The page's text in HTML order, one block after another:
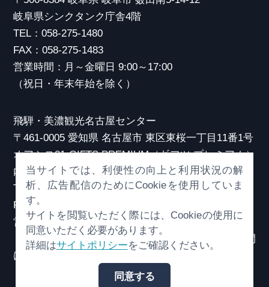
岐阜県シンクタンク庁舎4階
TEL：058-275-1480
FAX：058-275-1483
営業時間：月～金曜日 9:00～17:00
（祝日・年末年始を除く）
飛騨・美濃観光名古屋センター
〒461-0005 愛知県 名古屋市 東区東桜一丁目11番1号
オアシス21 GIFTS PREMIUM（ギフツ プレミアム）
内
TEL：052-253-6185
FAX：052-253-6186
営業時間：10:00～21:00
（原則、元日を除き年中無休）※観光相談対応時間
は18:30まで
当サイトでは、利便性の向上と利用状況の解
析、広告配信のためにCookieを使用していま
す。
サイトを閲覧いただく際には、Cookieの使用に
同意いただく必要があります。
詳細はサイトポリシーをご確認ください。
同意する